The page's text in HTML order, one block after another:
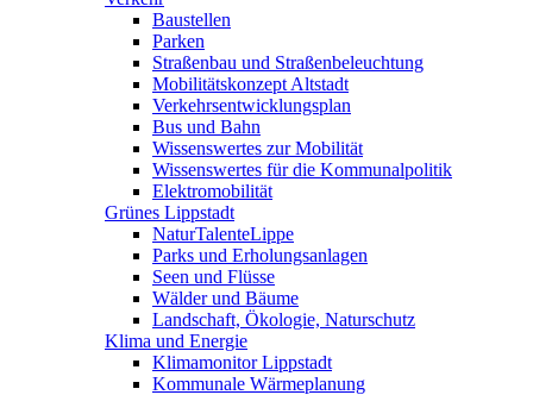
Baustellen
Parken
Straßenbau und Straßenbeleuchtung
Mobilitätskonzept Altstadt
Verkehrsentwicklungsplan
Bus und Bahn
Wissenswertes zur Mobilität
Wissenswertes für die Kommunalpolitik
Elektromobilität
Grünes Lippstadt
NaturTalenteLippe
Parks und Erholungsanlagen
Seen und Flüsse
Wälder und Bäume
Landschaft, Ökologie, Naturschutz
Klima und Energie
Klimamonitor Lippstadt
Kommunale Wärmeplanung